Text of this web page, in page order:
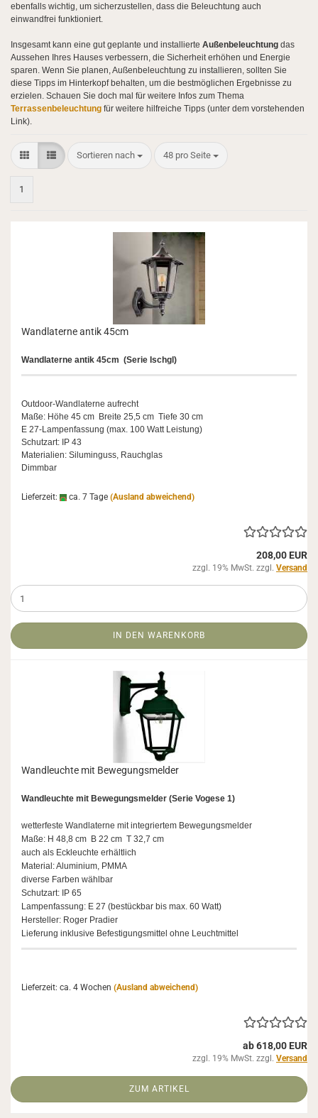
ebenfalls wichtig, um sicherzustellen, dass die Beleuchtung auch
einwandfrei funktioniert.
Insgesamt kann eine gut geplante und installierte Außenbeleuchtung das
Aussehen Ihres Hauses verbessern, die Sicherheit erhöhen und Energie
sparen. Wenn Sie planen, Außenbeleuchtung zu installieren, sollten Sie
diese Tipps im Hinterkopf behalten, um die bestmöglichen Ergebnisse zu
erzielen. Schauen Sie doch mal für weitere Infos zum Thema
Terrassenbeleuchtung für weitere hilfreiche Tipps (unter dem vorstehenden
Link).
Sortieren nach
Sortieren nach 48 pro Seite
pro Seite
1
Wand­la­ter­ne antik 45cm
Wand­la­ter­ne antik 45cm (Serie Ischgl)
Outdoor-​Wandlaterne auf­recht
Maße: Höhe 45 cm Brei­te 25,5 cm Tiefe 30 cm
E 27-​Lampenfassung (max. 100 Watt Leis­tung)
Schutz­art: IP 43
Ma­te­ria­li­en: Silu­min­guss, Rauch­glas
Dimm­bar
Lieferzeit: ca. 7 Tage (Ausland abweichend)
208,00 EUR
zzgl. 19% MwSt. zzgl. Versand
IN DEN WARENKORB
Wand­leuch­te mit Be­we­gungs­mel­der
Wand­leuch­te mit Be­we­gungs­mel­der (Serie Vo­ge­se 1)
wet­ter­fes­te Wand­la­ter­ne mit in­te­grier­tem Be­we­gungs­mel­der
Maße: H 48,8 cm B 22 cm T 32,7 cm
auch als Eck­leuch­te er­hält­lich
Ma­te­ri­al: Alu­mi­ni­um, PMMA
di­ver­se Far­ben wähl­bar
Schutz­art: IP 65
Lam­pen­fas­sung: E 27 (be­stück­bar bis max. 60 Watt)
Her­stel­ler: Roger Pra­dier
Lie­fe­rung in­klu­si­ve Be­fes­ti­gungs­mit­tel ohne Leucht­mit­tel
Lieferzeit: ca. 4 Wochen (Ausland abweichend)
ab 618,00 EUR
zzgl. 19% MwSt. zzgl. Versand
ZUM ARTIKEL